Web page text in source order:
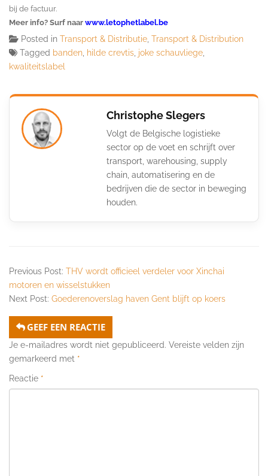
bij de factuur.
Meer info? Surf naar www.letophetlabel.be
Posted in Transport & Distributie Transport & Distribution
Tagged banden hilde crevtis joke schauvliege
kwaliteitslabel
Christophe Slegers
Volgt de Belgische logistieke
sector op de voet en schrijft over
transport, warehousing, supply
chain, automatisering en de
bedrijven die de sector in beweging
houden.
Previous Post: THV wordt officieel verdeler voor Xinchai
motoren en wisselstukken
Next Post: Goederenoverslag haven Gent blijft op koers
GEEF EEN REACTIE
Je e-mailadres wordt niet gepubliceerd. Vereiste velden zijn
gemarkeerd met *
Reactie *